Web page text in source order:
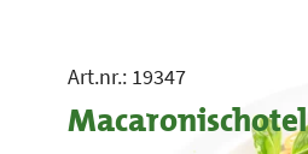
Art.nr.: 19347
Macaronischotel